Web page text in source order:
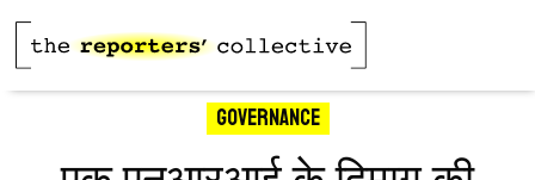
Governance